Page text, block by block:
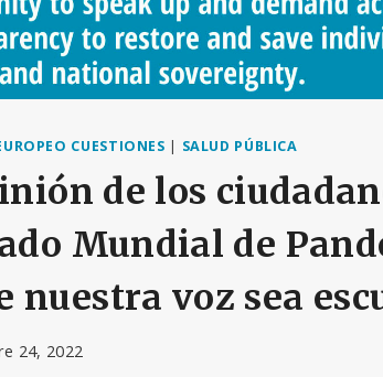
CUESTIONES | SALUD PÚBLICA
de los
Mundial de
nuestra voz sea
24, 2022